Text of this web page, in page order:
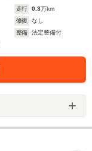
走行 0.3万km
修復
なし
整備
法定整備付